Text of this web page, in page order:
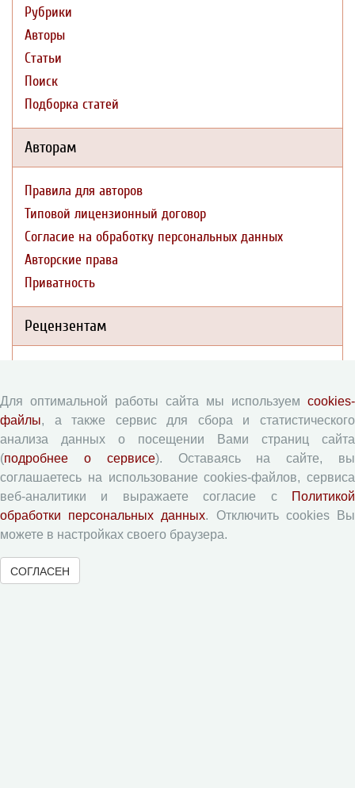
Рубрики
Авторы
Статьи
Поиск
Подборка статей
Авторам
Правила для авторов
Типовой лицензионный договор
Согласие на обработку персональных данных
Авторские права
Приватность
Рецензентам
Форма рецензии
Журналы ВолНЦ РАН
Экономические и социальные перемены
Проблемы развития территории
Вопросы территориального развития
Социальное пространство
Юный экономист
Для оптимальной работы сайта мы используем cookies-
файлы, а также сервис для сбора и статистического
анализа данных о посещении Вами страниц сайта
(подробнее о сервисе). Оставаясь на сайте, вы
соглашаетесь на использование cookies-файлов, сервиса
веб-аналитики и выражаете согласие с
Политикой
обработки персональных данных. Отключить cookies Вы
можете в настройках своего браузера.
СОГЛАСЕН